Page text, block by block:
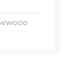
WOOD